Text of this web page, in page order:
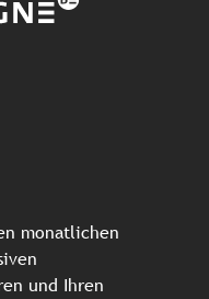
monatlichen
und Ihren